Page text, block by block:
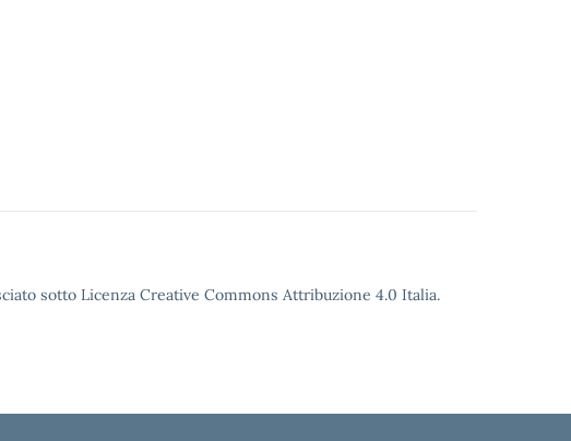
sotto Licenza Creative Commons Attribuzione 4.0 Italia.